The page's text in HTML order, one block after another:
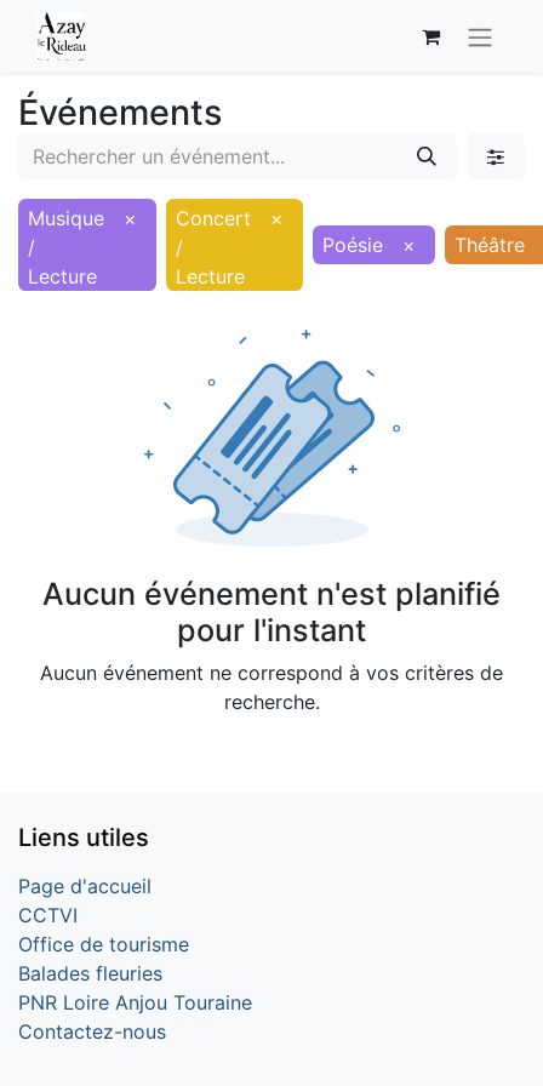
Événements
Musique
/
Lecture
×
Concert
/
Lecture
×
Poésie
× Théâtre
Aucun événement n'est planifié
pour l'instant
Aucun événement ne correspond à vos critères de
recherche.
Liens utiles
Page d'accueil
CCTVI
Office de tourisme
Balades fleuries
PNR Loire Anjou Touraine
Contactez-nous